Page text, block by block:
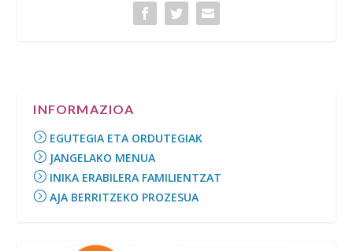
INFORMAZIOA
EGUTEGIA ETA ORDUTEGIAK
JANGELAKO MENUA
INIKA ERABILERA FAMILIENTZAT
AJA BERRITZEKO PROZESUA